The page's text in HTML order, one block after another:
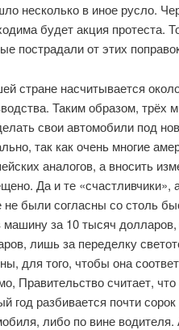
несколько в иное русло.
будет акция протеста.
пострадали от этих
стране насчитывается
Таким образом, трёх
свои автомобили под
так как очень многие
аналогов, а вносить
Да и те
не были согласны со столь
машину за 10 тысяч
лишь за переделку
для того, чтобы она
Правительство считает,
год разбивается почти
либо по вине